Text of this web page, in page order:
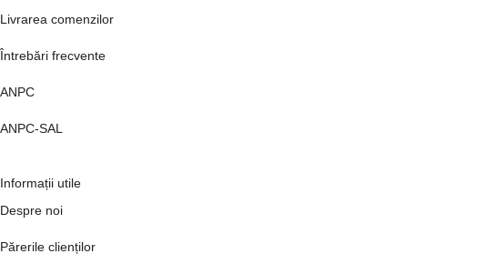
Livrarea comenzilor
Întrebări frecvente
ANPC
ANPC-SAL
Informații utile
Despre noi
Părerile clienților